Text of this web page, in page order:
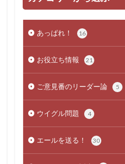
あっぱれ！ 16
お役立ち情報 21
ご意見番のリーダー論 5
ウイグル問題 4
エールを送る！ 30